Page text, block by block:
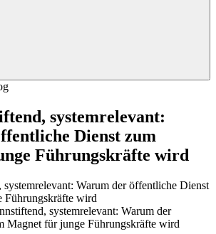
systemrelevant:
Dienst zum
Führungskräfte wird
systemrelevant: Warum der
Magnet für junge Führungskräfte wird